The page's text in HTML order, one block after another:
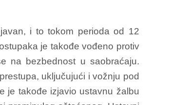
i to tokom perioda od 12
je takođe vođeno protiv
na bezbednost u saobraćaju.
uključujući i vožnju pod
je takođe izjavio ustavnu žalbu